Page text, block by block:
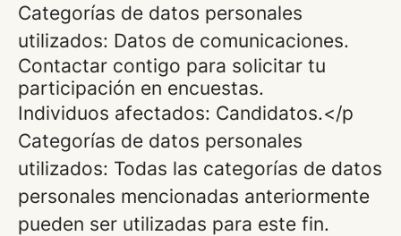
Categorías de datos personales
utilizados: Datos de comunicaciones.
Contactar contigo para solicitar tu
participación en encuestas.
Individuos afectados: Candidatos.</p
Categorías de datos personales
utilizados: Todas las categorías de datos
personales mencionadas anteriormente
pueden ser utilizadas para este fin.